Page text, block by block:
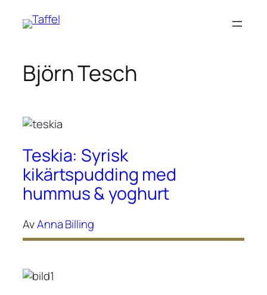
Hoppa
Björn Tesch
Teskia: Syrisk
kikärtspudding med
hummus & yoghurt
AvAnna Billing